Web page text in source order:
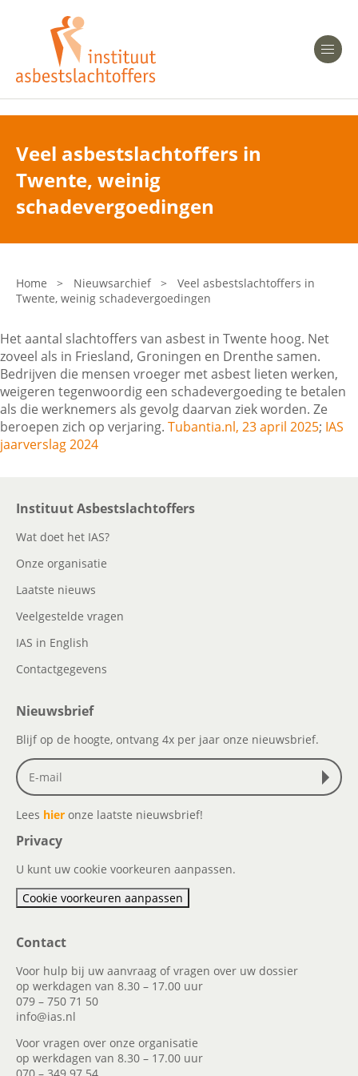
Heeft u Mesothelioom?
Heeft u Asbestose?
Bent u arts?
Bent u werkgever of verzekeraar?
Asbest en Gezondheid
Laatste nieuws
Onze organisatie
Veelgestelde vragen
Contactgegevens
Veel asbestslachtoffers in
Twente, weinig
schadevergoedingen
Home > Nieuwsarchief >
Veel asbestslachtoffers in
Twente, weinig schadevergoedingen
Het aantal slachtoffers van asbest in Twente hoog. Net
zoveel als in Friesland, Groningen en Drenthe samen.
Bedrijven die mensen vroeger met asbest lieten werken,
weigeren tegenwoordig een schadevergoeding te betalen
als die werknemers als gevolg daarvan ziek worden. Ze
beroepen zich op verjaring. Tubantia.nl, 23 april 2025; IAS
jaarverslag 2024
Instituut Asbestslachtoffers
Wat doet het IAS?
Onze organisatie
Laatste nieuws
Veelgestelde vragen
IAS in English
Contactgegevens
Nieuwsbrief
Blijf op de hoogte, ontvang 4x per jaar onze nieuwsbrief.
Lees hier onze laatste nieuwsbrief!
Privacy
U kunt uw cookie voorkeuren aanpassen.
Cookie voorkeuren aanpassen
Contact
Voor hulp bij uw aanvraag of vragen over uw dossier
op werkdagen van 8.30 – 17.00 uur
079 – 750 71 50
info@ias.nl
Voor vragen over onze organisatie
op werkdagen van 8.30 – 17.00 uur